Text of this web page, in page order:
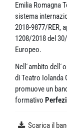
Emilia Romagna
sistema
2018-9877/RER,
1208/2018 del
Europeo.
Nell´ambito
di Teatro Iolanda
promuove un
formativo
Scarica il